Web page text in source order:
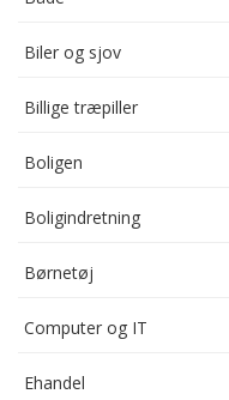
Biler og sjov
Billige træpiller
Boligen
Boligindretning
Børnetøj
Computer og IT
Ehandel